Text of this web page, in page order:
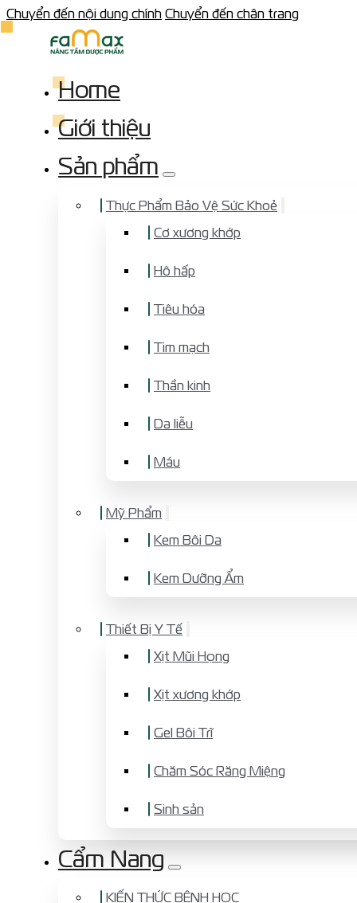
Chuyển đến nội dung chính Chuyển đến chân trang
Home
Giới thiệu
Sản phẩm
Thực Phẩm Bảo Vệ Sức Khoẻ
Cơ xương khớp
Hô hấp
Tiêu hóa
Tim mạch
Thần kinh
Da liễu
Máu
Mỹ Phẩm
Kem Bôi Da
Kem Dưỡng Ẩm
Thiết Bị Y Tế
Xịt Mũi Họng
Xịt xương khớp
Gel Bôi Trĩ
Chăm Sóc Răng Miệng
Sinh sản
Cẩm Nang
KIẾN THỨC BỆNH HỌC